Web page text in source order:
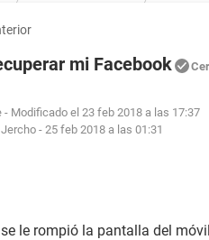
mi Facebook
- Modificado el 23 feb 2018 a las 17:37
Jercho - 25 feb 2018 a las 01:31
le rompió la pantalla del